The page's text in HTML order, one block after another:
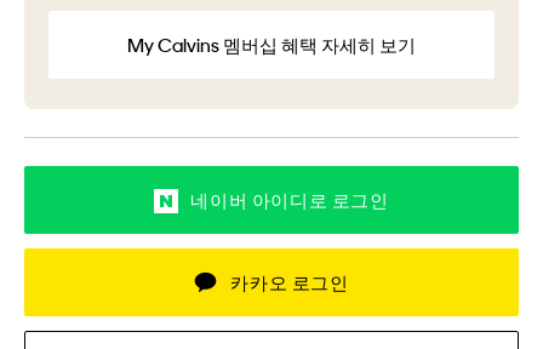
My Calvins 멤버십 혜택 자세히 보기
네이버 아이디로 로그인
카카오 로그인